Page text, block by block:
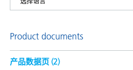
Product documents
产品数据页 (2)